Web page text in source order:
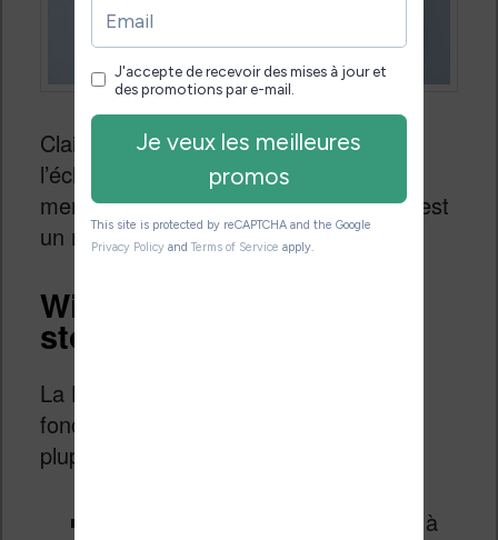
Clairement, ce nouvel écran couplé à
l’éclairage Comfort Light Pro fait des
merveilles. Cette liseuse Kobo Libra 2 est
un régal pour les yeux !
Wifi, USB, Bluetooth,
stockage et librairie
La Kobo Libra 2 propose bien les
fonctions habituelles disponibles sur la
plupart des liseuses :
Wifi pour connecter votre liseuse à